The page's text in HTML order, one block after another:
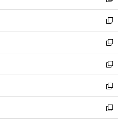
開
く
ウ
で
開
く
ン
ド
ウ
で
開
く
ウ
ィ
ン
ド
ウ
で
開
く
し
い
ウ
ィ
ン
ド
ウ
で
開
く
新
し
い
ウ
ィ
ン
ド
ウ
で
開
新
し
い
ウ
ィ
ン
ド
ウ
新
し
い
ウ
ィ
ン
新
し
い
ウ
新
し